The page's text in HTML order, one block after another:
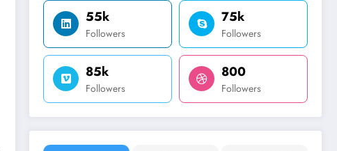
55k
Followers
75k
Followers
85k
Followers
800
Followers